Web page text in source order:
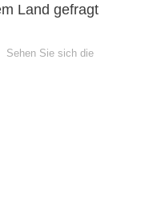
Land gefragt
Sehen Sie sich die